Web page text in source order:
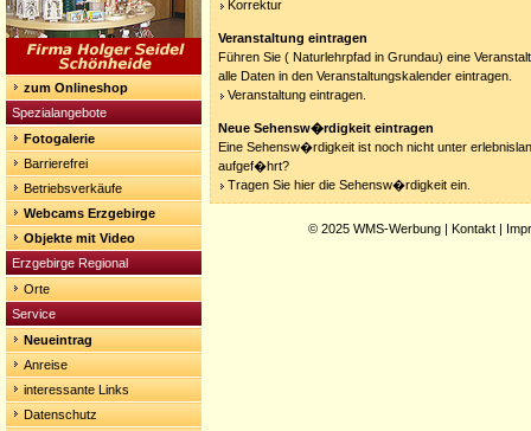
zum Onlineshop
Spezialangebote
Fotogalerie
Barrierefrei
Betriebsverkäufe
Webcams Erzgebirge
Objekte mit Video
Erzgebirge Regional
Orte
Service
Neueintrag
Anreise
interessante Links
Datenschutz
Korrektur
Veranstaltung eintragen
Führen Sie ( Naturlehrpfad in Grundau) eine
alle Daten in den Veranstaltungskalender eintragen.
Veranstaltung eintragen.
Neue Sehensw�rdigkeit eintragen
Eine Sehensw�rdigkeit ist noch nicht unter
aufgef�hrt?
Tragen Sie hier die Sehensw�rdigkeit ein.
© 2025 WMS-Werbung | Kontakt |